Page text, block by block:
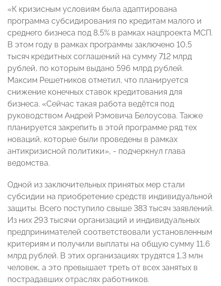
«К кризисным условиям была адаптирована
программа субсидирования по кредитам малого и
среднего бизнеса под 8,5% в рамках нацпроекта МСП.
В этом году в рамках программы заключено 10,5
тысяч кредитных соглашений на сумму 712 млрд
рублей, по которым выдано 596 млрд рублей.
Максим Решетников отметил, что планируется
снижение конечных ставок кредитования для
бизнеса. «Сейчас такая работа ведётся под
руководством Андрей Рэмовича Белоусова. Также
планируется закрепить в этой программе ряд тех
новаций, которые были проведены в рамках
антикризисной политики», - подчеркнул глава
ведомства.
Одной из заключительных принятых мер стали
субсидии на приобретение средств индивидуальной
защиты. Всего поступило свыше 383 тысяч заявлений.
Из них 293 тысячи организаций и индивидуальных
предпринимателей соответствовали установленным
критериям и получили выплаты на общую сумму 11,6
млрд рублей. В этих организациях трудятся 1,3 млн
человек, а это превышает треть от всех занятых в
пострадавших отраслях работников.